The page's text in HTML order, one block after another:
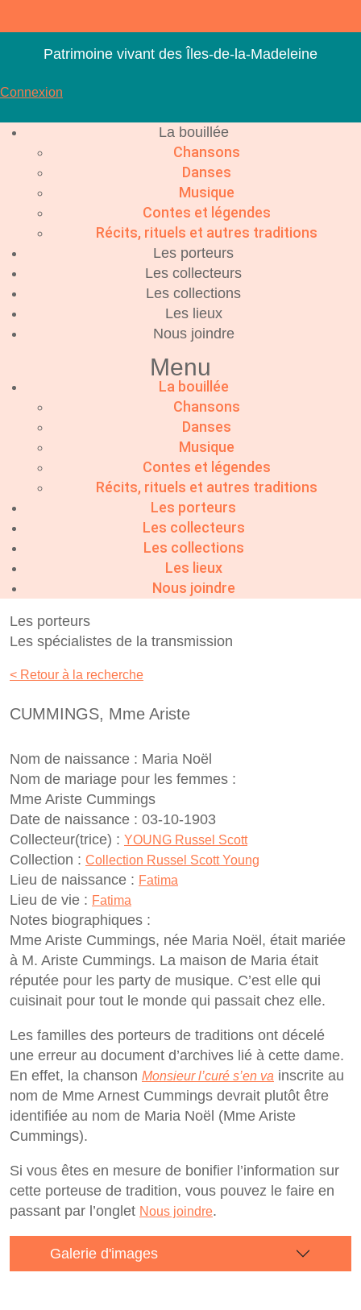
contenu
Patrimoine vivant des Îles-de-la-Madeleine
Connexion
La bouillée
Chansons
Danses
Musique
Contes et légendes
Récits, rituels et autres traditions
Les porteurs
Les collecteurs
Les collections
Les lieux
Nous joindre
Menu
La bouillée
Chansons
Danses
Musique
Contes et légendes
Récits, rituels et autres traditions
Les porteurs
Les collecteurs
Les collections
Les lieux
Nous joindre
Les porteurs
Les spécialistes de la transmission
< Retour à la recherche
CUMMINGS, Mme Ariste
Nom de naissance : Maria Noël
Nom de mariage pour les femmes :
Mme Ariste Cummings
Date de naissance : 03-10-1903
Collecteur(trice) : YOUNG Russel Scott
Collection : Collection Russel Scott Young
Lieu de naissance : Fatima
Lieu de vie : Fatima
Notes biographiques :
Mme Ariste Cummings, née Maria Noël, était mariée
à M. Ariste Cummings. La maison de Maria était
réputée pour les party de musique. C’est elle qui
cuisinait pour tout le monde qui passait chez elle.
Les familles des porteurs de traditions ont décelé
une erreur au document d’archives lié à cette dame.
En effet, la chanson Monsieur l’curé s’en va inscrite au
nom de Mme Arnest Cummings devrait plutôt être
identifiée au nom de Maria Noël (Mme Ariste
Cummings).
Si vous êtes en mesure de bonifier l’information sur
cette porteuse de tradition, vous pouvez le faire en
passant par l’onglet Nous joindre.
Galerie d'images